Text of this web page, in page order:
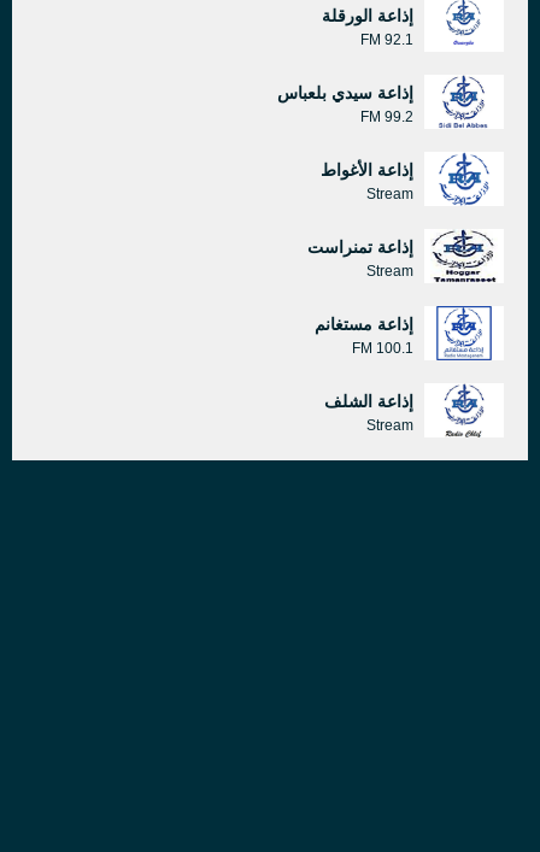
إذاعة الورقلة
92.1 FM
إذاعة سيدي بلعباس
99.2 FM
إذاعة الأغواط
Stream
إذاعة تمنراست
Stream
إذاعة مستغانم
100.1 FM
إذاعة الشلف
Stream